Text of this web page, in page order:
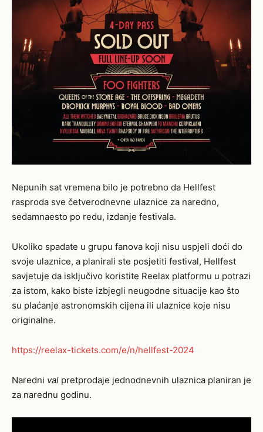
Nepunih sat vremena bilo je potrebno da Hellfest
rasproda sve četverodnevne ulaznice za naredno,
sedamnaesto po redu, izdanje festivala.
Ukoliko spadate u grupu fanova koji nisu uspjeli doći do
svoje ulaznice, a planirali ste posjetiti festival, Hellfest
savjetuje da isključivo koristite Reelax platformu u potrazi
za istom, kako biste izbjegli neugodne situacije kao što
su plaćanje astronomskih cijena ili ulaznice koje nisu
originalne.
https://reelax-tickets.com/e/n/hellfest-2024
Naredni val pretprodaje jednodnevnih ulaznica planiran je
za narednu godinu.